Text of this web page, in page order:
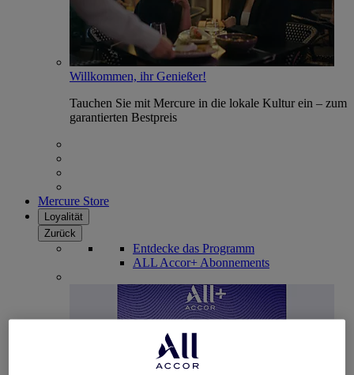
Willkommen, ihr Genießer!
Tauchen Sie mit Mercure in die lokale Kultur ein – zum
garantierten Bestpreis
Mercure Store
Loyalität
Zurück
Entdecke das Programm
ALL Accor+ Abonnements